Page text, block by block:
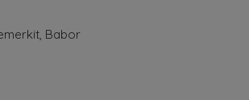
Babor